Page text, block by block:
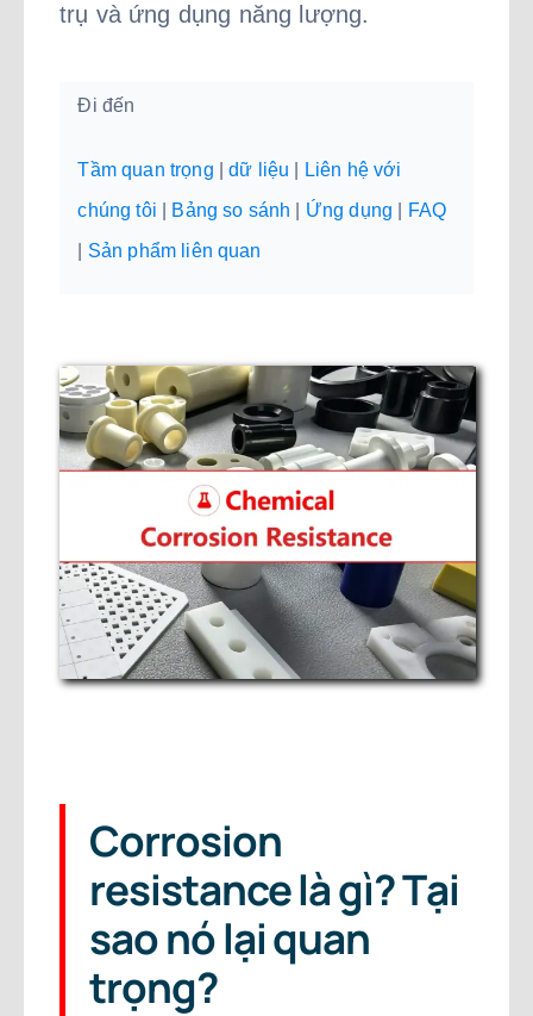
trụ và ứng dụng năng lượng.
Đi đến
Tầm quan trọng dữ liệu
Liên hệ với
chúng tôi
Bảng so sánh Ứng dụng
FAQ
Sản phẩm liên quan
Corrosion
resistance là gì? Tại
sao nó lại quan
trọng?